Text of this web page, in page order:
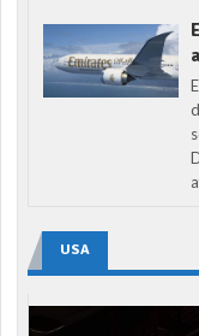
USA